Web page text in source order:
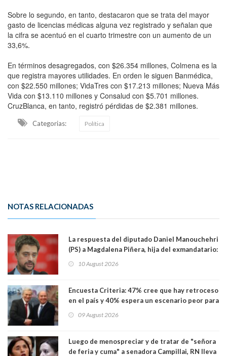
Sobre lo segundo, en tanto, destacaron que se trata del mayor
gasto de licencias médicas alguna vez registrado y señalan que
la cifra se acentuó en el cuarto trimestre con un aumento de un
33,6%.
En términos desagregados, con $26.354 millones, Colmena es la
que registra mayores utilidades. En orden le siguen Banmédica,
con $22.550 millones; VidaTres con $17.213 millones; Nueva Más
Vida con $13.110 millones y Consalud con $5.701 millones.
CruzBlanca, en tanto, registró pérdidas de $2.381 millones.
Categorias: Política
NOTAS RELACIONADAS
La respuesta del diputado Daniel Manouchehri
(PS) a Magdalena Piñera, hija del exmandatario:
creían intocables"
10 August 2026
Encuesta Criteria: 47% cree que hay retroceso
en el país y 40% espera un escenario peor para
09 August 2026
Luego de menospreciar y de tratar de "señora
de feria y cuma" a senadora Campillai, RN lleva